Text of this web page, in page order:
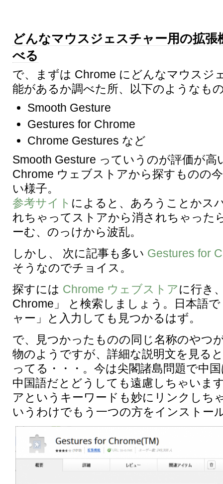
どんなマウスジェスチャー用の拡張
べる
で、まずは Chrome にどんなマウスジ
能があるか調べた所、以下のようなも
Smooth Gesture
Gestures for Chrome
Chrome Gestures など
Smooth Gesture っていうのが評価が高
Chrome ウェブストアから探すものの
い様子。
参考サイト によると、あろうことかス
れちゃってストアから消されちゃった
ーむ、のっけから波乱。
しかし、 次に記事も多い Gestures for
そうなのでチョイス。
探すには Chrome ウェブストアに行き
Chrome」 と検索しましょう。日本語
ャー」と入力しても見つかるはず。
で、見つかったものの同じ名称のやつ
物のようですが、詳細な説明文を見る
ってる・・・。今は尖閣諸島問題で中
中国語だとどうしても遠慮しちゃいま
アというキーワードも妙にリンクしち
いうわけでもう一つの方をインストー